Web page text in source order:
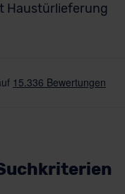
Haustürlieferung